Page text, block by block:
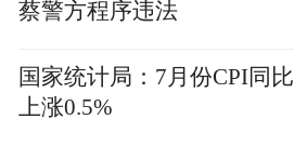
蔡警方程序违法
国家统计局：7月份CPI同比
上涨0.5%